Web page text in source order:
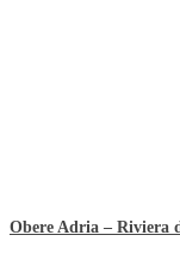
Obere Adria – Riviera